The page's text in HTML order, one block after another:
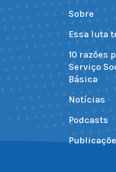
Sobre
Essa luta
10 razões
Serviço
Básica
Notícias
Podcasts